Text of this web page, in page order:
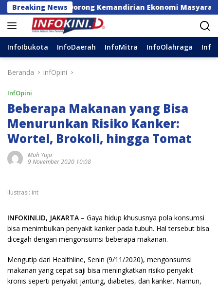
Langsung
ke
konten
Breaking News
Dorong Kemandirian Ekonomi Masyarakat
InfoIbukota InfoDaerah InfoMitra InfoOlahraga
Beranda InfOpini
InfOpini
Beberapa Makanan yang Bisa
Menurunkan Risiko Kanker:
Wortel, Brokoli, hingga Tomat
Muh Yuja
9 November 2020 10:08
ilustrasi: int
INFOKINI.ID, JAKARTA – Gaya hidup khususnya pola konsumsi
bisa menimbulkan penyakit kanker pada tubuh. Hal tersebut bisa
dicegah dengan mengonsumsi beberapa makanan.
Mengutip dari Healthline, Senin (9/11/2020), mengonsumsi
makanan yang cepat saji bisa meningkatkan risiko penyakit
kronis seperti penyakit jantung, diabetes, dan kanker. Namun,